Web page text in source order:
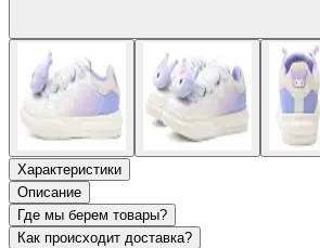
Характеристики
Описание
Где мы берем товары?
Как происходит доставка?